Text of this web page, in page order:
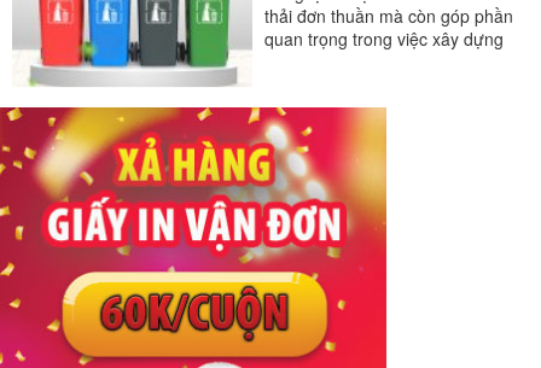
thải đơn thuần mà còn góp phần
quan trọng trong việc xây dựng
#thùng rác nhựa